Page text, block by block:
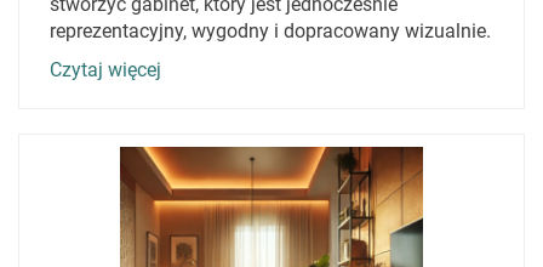
stworzyć gabinet, który jest jednocześnie
reprezentacyjny, wygodny i dopracowany wizualnie.
Czytaj więcej